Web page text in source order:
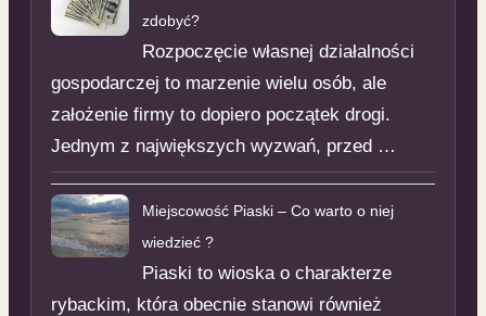
zdobyć?
Rozpoczęcie własnej działalności
gospodarczej to marzenie wielu osób, ale
założenie firmy to dopiero początek drogi.
Jednym z największych wyzwań, przed …
Miejscowość Piaski – Co warto o niej
wiedzieć ?
Piaski to wioska o charakterze
rybackim, która obecnie stanowi również